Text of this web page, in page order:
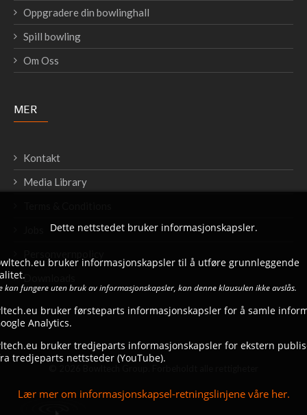
Oppgradere din bowlinghall
Spill bowling
Om Oss
MER
Kontakt
Media Library
Downloads
Dette nettstedet bruker informasjonskapsler.
bruker informasjonskapsler til å utføre grunnleggende
kan fungere uten bruk av informasjonskapsler, kan denne klausulen ikke avslås.
bruker førsteparts informasjonskapsler for å samle
Analytics.
bruker tredjeparts informasjonskapsler for ekstern
tredjeparts nettsteder (YouTube).
Lær mer om informasjonskapsel-retningslinjene våre her.